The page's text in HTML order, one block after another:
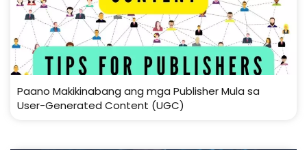
Paano Makikinabang ang mga Publisher Mula sa
User-Generated Content (UGC)